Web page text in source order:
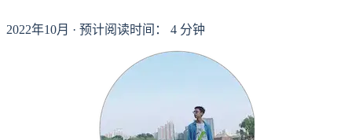
2022年10月 · 预计阅读时间： 4 分钟